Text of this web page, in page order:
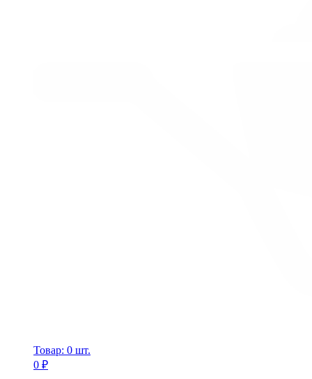
Товар: 0 шт.
0 ₽